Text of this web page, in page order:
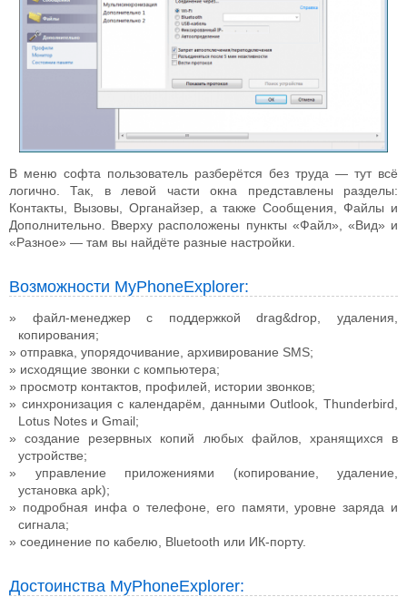
В меню софта пользователь разберётся без труда — тут всё
логично. Так, в левой части окна представлены разделы:
Контакты, Вызовы, Органайзер, а также Сообщения, Файлы и
Дополнительно. Вверху расположены пункты «Файл», «Вид» и
«Разное» — там вы найдёте разные настройки.
Возможности MyPhoneExplorer:
файл-менеджер с поддержкой drag&drop, удаления,
копирования;
отправка, упорядочивание, архивирование SMS;
исходящие звонки с компьютера;
просмотр контактов, профилей, истории звонков;
синхронизация с календарём, данными Outlook, Thunderbird,
Lotus Notes и Gmail;
создание резервных копий любых файлов, хранящихся в
устройстве;
управление приложениями (копирование, удаление,
установка apk);
подробная инфа о телефоне, его памяти, уровне заряда и
сигнала;
соединение по кабелю, Bluetooth или ИК-порту.
Достоинства MyPhoneExplorer: